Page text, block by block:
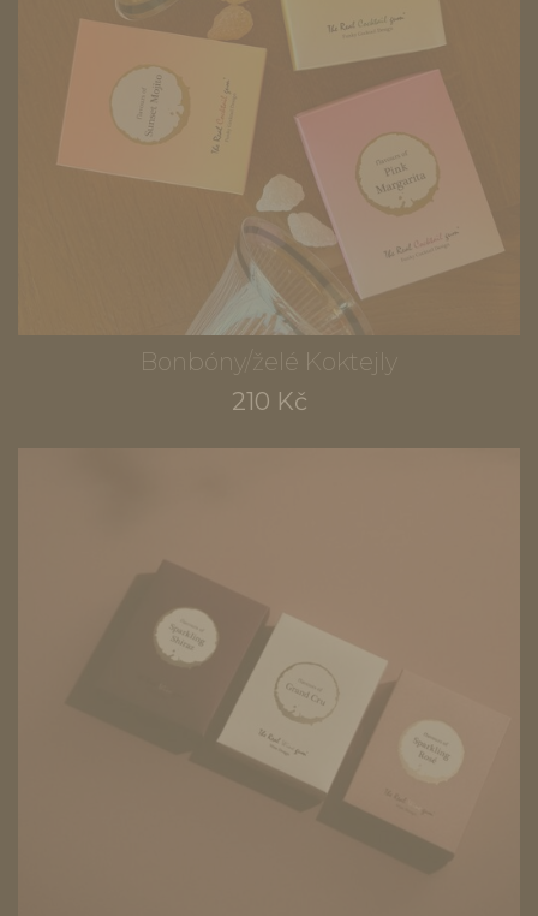
Bonbóny/želé Koktejly
210 Kč